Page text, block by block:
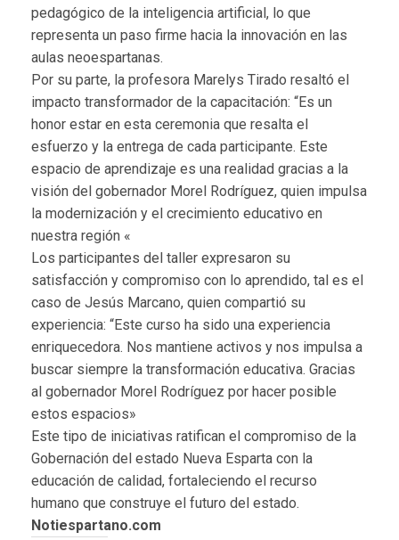
pedagógico de la inteligencia artificial, lo que
representa un paso firme hacia la innovación en las
aulas neoespartanas.
Por su parte, la profesora Marelys Tirado resaltó el
impacto transformador de la capacitación: “Es un
honor estar en esta ceremonia que resalta el
esfuerzo y la entrega de cada participante. Este
espacio de aprendizaje es una realidad gracias a la
visión del gobernador Morel Rodríguez, quien impulsa
la modernización y el crecimiento educativo en
nuestra región «
Los participantes del taller expresaron su
satisfacción y compromiso con lo aprendido, tal es el
caso de Jesús Marcano, quien compartió su
experiencia: “Este curso ha sido una experiencia
enriquecedora. Nos mantiene activos y nos impulsa a
buscar siempre la transformación educativa. Gracias
al gobernador Morel Rodríguez por hacer posible
estos espacios»
Este tipo de iniciativas ratifican el compromiso de la
Gobernación del estado Nueva Esparta con la
educación de calidad, fortaleciendo el recurso
humano que construye el futuro del estado.
Notiespartano.com